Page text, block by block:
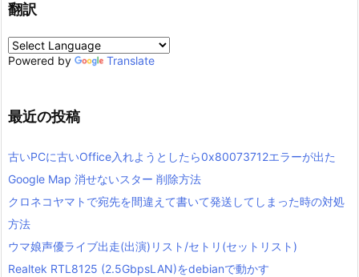
翻訳
Powered by Translate
最近の投稿
古いPCに古いOffice入れようとしたら0x80073712エラーが出た
Google Map 消せないスター 削除方法
クロネコヤマトで宛先を間違えて書いて発送してしまった時の対処
方法
ウマ娘声優ライブ出走(出演)リスト/セトリ(セットリスト)
Realtek RTL8125 (2.5GbpsLAN)をdebianで動かす